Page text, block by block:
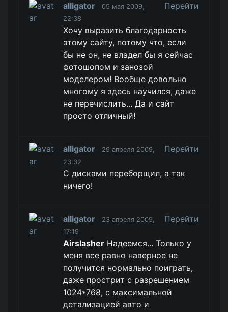
alligator
05 мая 2009,
22:38
Перейти
Хочу выразить благодарность
этому сайту, потому что, если
бы не он, не владел бы я сейчас
фотошопом и занозой
моделером! Вообще довольно
многому я здесь научился, даже
не перечислить... Да и сайт
просто отличный!
alligator
29 апреля 2009,
23:32
Перейти
С дисками переборщил, а так
ничего!
alligator
23 апреля 2009,
17:19
Перейти
Airslasher Надеемся... Только у
меня все равно наверное не
получится нормально поиграть,
даже прострит с разрешением
1024*768, с максимальной
детализацией авто и